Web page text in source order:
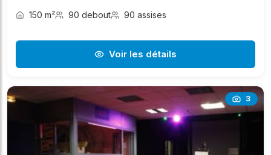
150 m² 90 debout 90 assises
Voir les détails
3